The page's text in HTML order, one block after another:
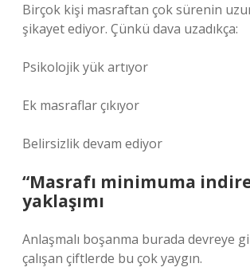
Birçok kişi masraftan çok sürenin
şikayet ediyor. Çünkü dava uzadıkça:
Psikolojik yük artıyor
Ek masraflar çıkıyor
Belirsizlik devam ediyor
“Masrafı minimuma
yaklaşımı
Anlaşmalı boşanma burada devreye
çalışan çiftlerde bu çok yaygın.